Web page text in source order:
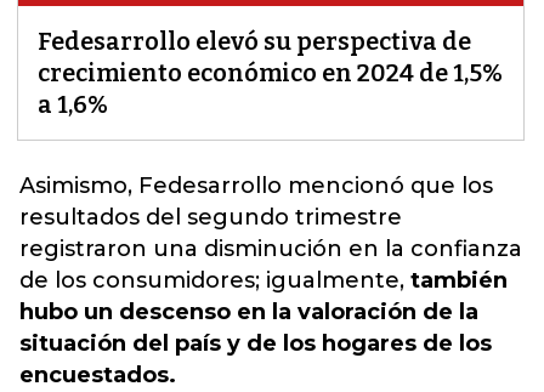
Fedesarrollo elevó su perspectiva de
crecimiento económico en 2024 de 1,5%
a 1,6%
Asimismo, Fedesarrollo mencionó que los
resultados del segundo trimestre
registraron una disminución en la confianza
de los consumidores; igualmente, también
hubo un descenso en la valoración de la
situación del país y de los hogares de los
encuestados.